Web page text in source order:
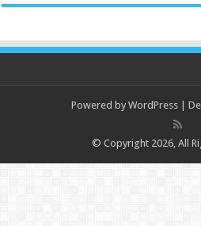
Powered by WordPress |
© Copyright 2026, All